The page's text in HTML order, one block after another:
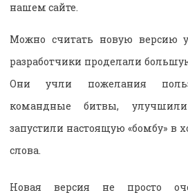
нашем сайте.
Можно считать новую версию
разработчики проделали
Они учли пожелания
командные битвы,
запустили настоящую «бомбу» в
слова.
Новая версия не просто